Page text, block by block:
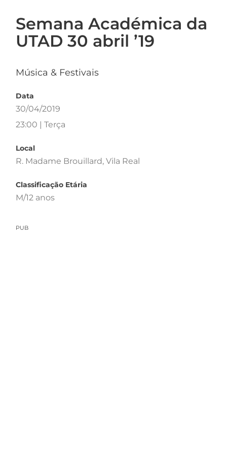
Semana Académica da
UTAD 30 abril ’19
Música & Festivais
Data
30/04/2019
23:00 | Terça
Local
R. Madame Brouillard, Vila Real
Classificação Etária
M/12 anos
PUB